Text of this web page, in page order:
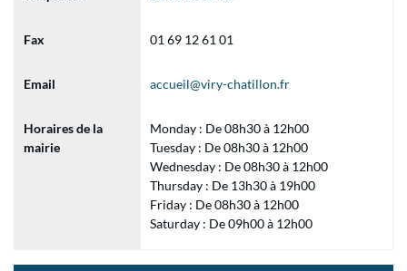
Fax 01 69 12 61 01
Email accueil@viry-chatillon.fr
Horaires de la
mairie
Monday : De 08h30 à 12h00
Tuesday : De 08h30 à 12h00
Wednesday : De 08h30 à 12h00
Thursday : De 13h30 à 19h00
Friday : De 08h30 à 12h00
Saturday : De 09h00 à 12h00